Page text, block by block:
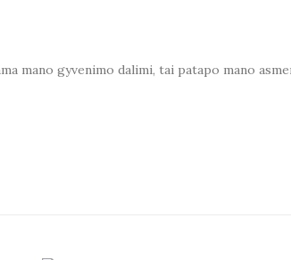
mano gyvenimo dalimi, tai patapo mano